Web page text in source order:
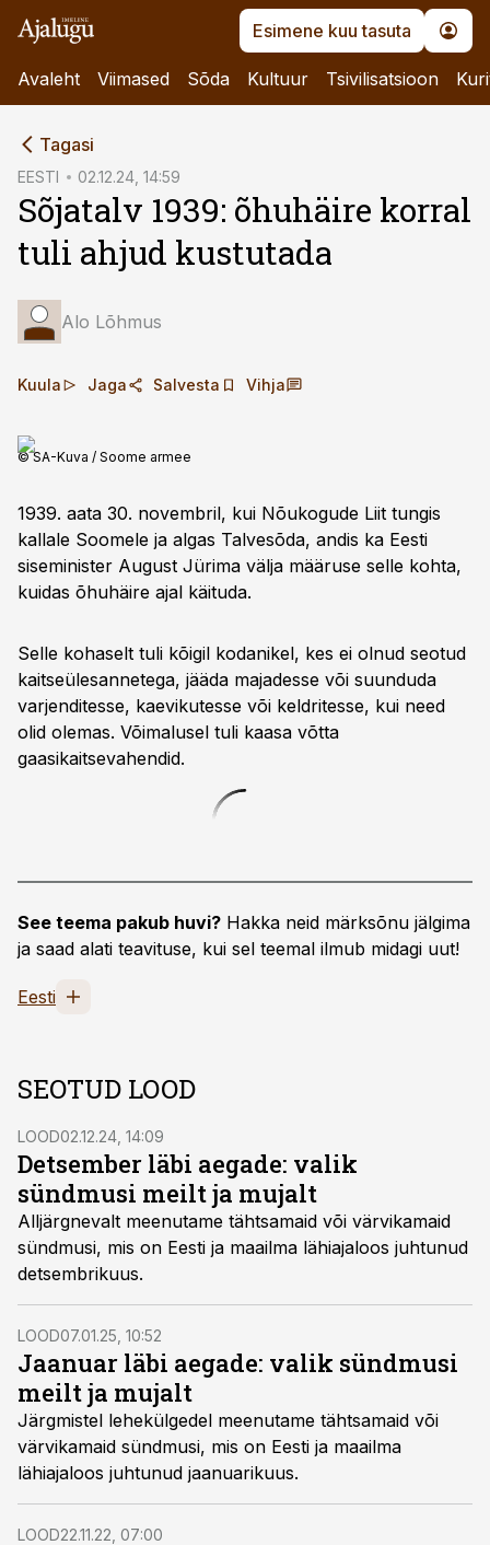
Esimene kuu tasuta
Avaleht Viimased Sõda Kultuur Tsivilisatsioon
Tagasi
EESTI 02.12.24, 14:59
Sõjatalv 1939: õhuhäire korral
tuli ahjud kustutada
Alo Lõhmus
Kuula Jaga Salvesta Vihja
© SA-Kuva / Soome armee
1939. aata 30. novembril, kui Nõukogude Liit tungis
kallale Soomele ja algas Talvesõda, andis ka Eesti
siseminister August Jürima välja määruse selle kohta,
kuidas õhuhäire ajal käituda.
Selle kohaselt tuli kõigil kodanikel, kes ei olnud seotud
kaitseülesannetega, jääda majadesse või suunduda
varjenditesse, kaevikutesse või keldritesse, kui need
olid olemas. Võimalusel tuli kaasa võtta
gaasikaitsevahendid.
See teema pakub huvi? Hakka neid märksõnu jälgima
ja saad alati teavituse, kui sel teemal ilmub midagi uut!
Eesti
SEOTUD LOOD
LOOD02.12.24, 14:09
Detsember läbi aegade: valik
sündmusi meilt ja mujalt
Alljärgnevalt meenutame tähtsamaid või värvikamaid
sündmusi, mis on Eesti ja maailma lähiajaloos juhtunud
detsembrikuus.
LOOD07.01.25, 10:52
Jaanuar läbi aegade: valik sündmusi
meilt ja mujalt
Järgmistel lehekülgedel meenutame tähtsamaid või
värvikamaid sündmusi, mis on Eesti ja maailma
lähiajaloos juhtunud jaanuarikuus.
LOOD22.11.22, 07:00